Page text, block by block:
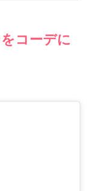
コーデに